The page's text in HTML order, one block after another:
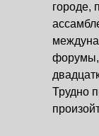
городе,
Трудно